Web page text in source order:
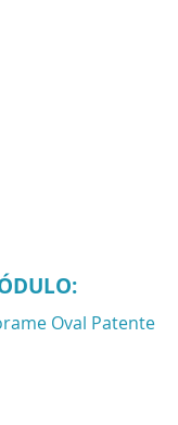
Oval Patente